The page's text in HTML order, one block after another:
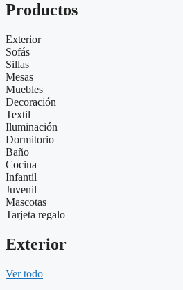
Productos
Exterior
Sofás
Sillas
Mesas
Muebles
Decoración
Textil
Iluminación
Dormitorio
Baño
Cocina
Infantil
Juvenil
Mascotas
Tarjeta regalo
Exterior
Ver todo